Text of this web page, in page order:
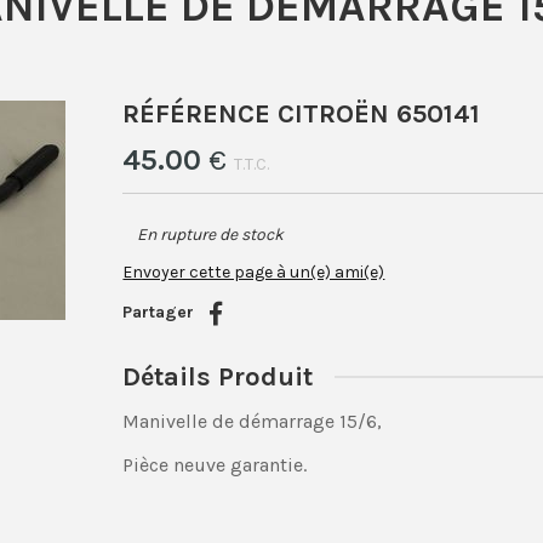
RÉFÉRENCE CITROËN 650141
45.00 €T.T.C.
En rupture de stock
Envoyer cette page à un(e) ami(e)
Partager
Détails Produit
Manivelle de démarrage 15/6,
Pièce neuve garantie.